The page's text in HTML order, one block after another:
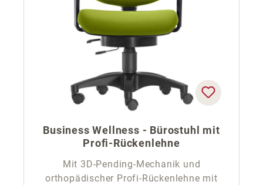
Business Wellness - Bürostuhl mit
Profi-Rückenlehne
Mit 3D-Pending-Mechanik und
orthopädischer Profi-Rückenlehne mit